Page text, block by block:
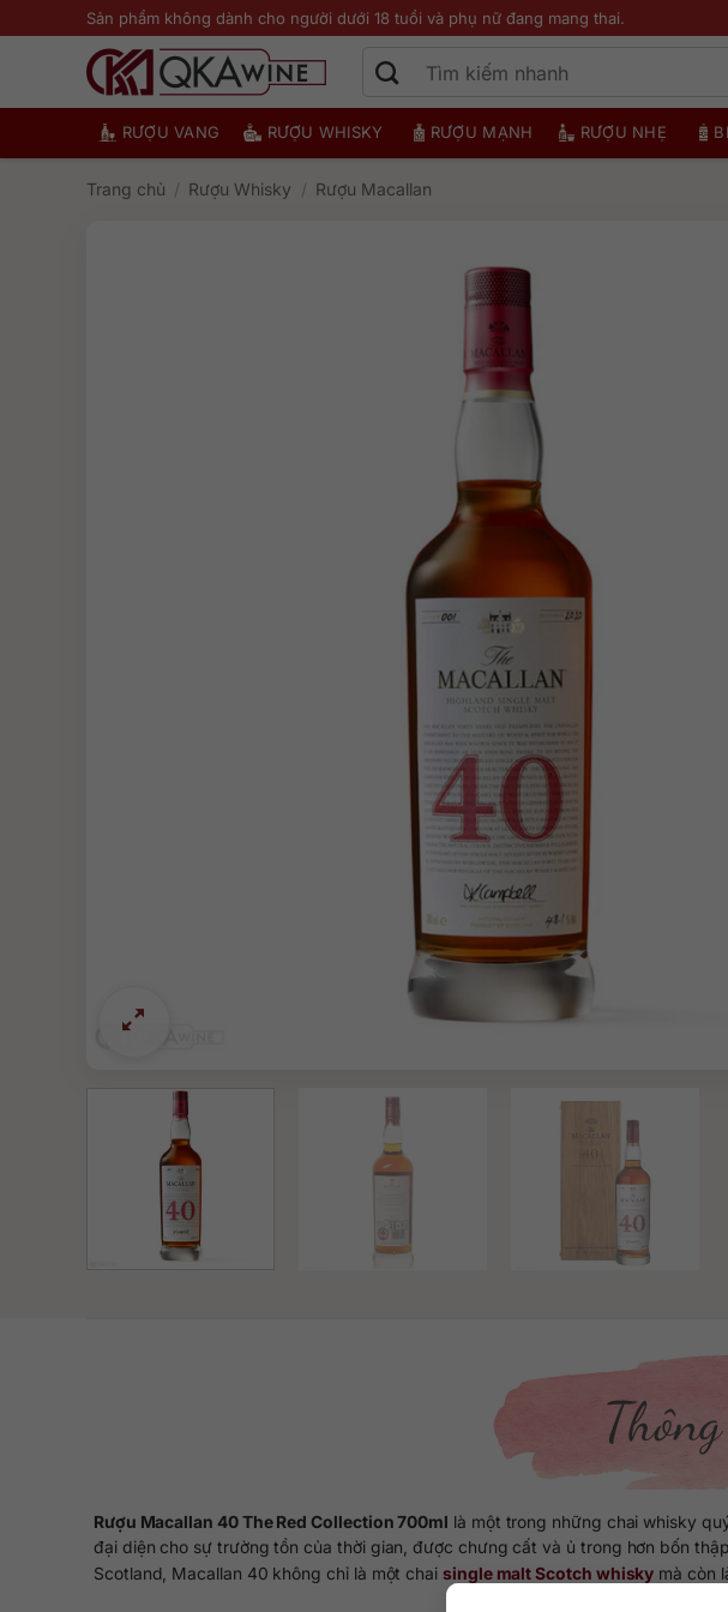
qua
Sản phẩm không dành cho người dưới 18 tuổi và phụ nữ đang mang thai.
RƯỢU VANG RƯỢU WHISKY RƯỢU MẠNH RƯỢU NHẸ
Trang chủ / Rượu Whisky / Rượu Macallan
Rượu Macallan 40 The Red Collection 700ml là một trong những chai whisky
đại diện cho sự trường tồn của thời gian, được chưng cất và ủ trong hơn bốn
Scotland, Macallan 40 không chỉ là một chaisingle malt Scotch whisky mà còn